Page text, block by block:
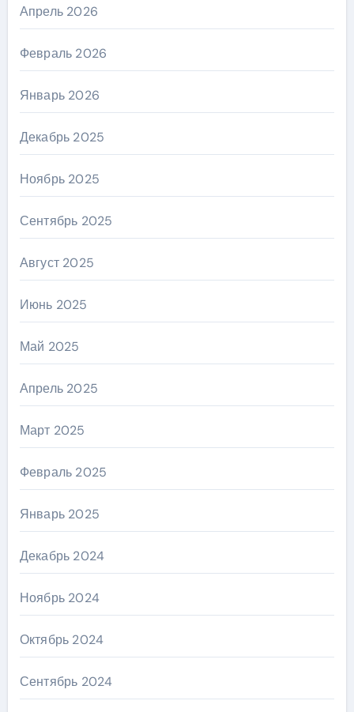
Апрель 2026
Февраль 2026
Январь 2026
Декабрь 2025
Ноябрь 2025
Сентябрь 2025
Август 2025
Июнь 2025
Май 2025
Апрель 2025
Март 2025
Февраль 2025
Январь 2025
Декабрь 2024
Ноябрь 2024
Октябрь 2024
Сентябрь 2024